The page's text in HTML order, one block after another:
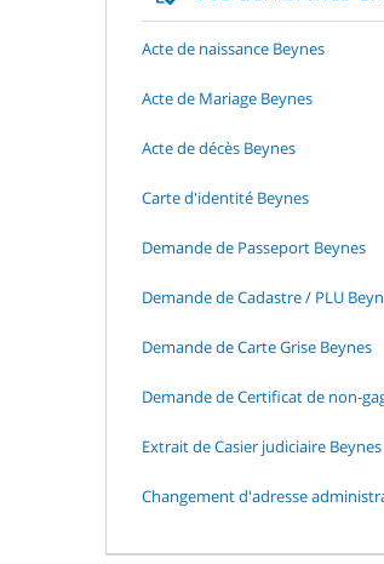
Acte de naissance Beynes
Acte de Mariage Beynes
Acte de décès Beynes
Carte d'identité Beynes
Demande de Passeport Beynes
Demande de Cadastre / PLU
Demande de Carte Grise Beynes
Demande de Certificat de non-
Extrait de Casier judiciaire Beynes
Changement d'adresse